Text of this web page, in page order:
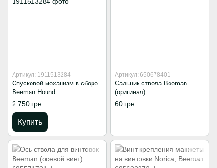
Артикул: 1911513284
Спусковой механизм в сборе
Beeman Hound
2 750 грн
Купить
Артикул: 650678401
Сальник ствола Beeman
(оригинал)
60 грн